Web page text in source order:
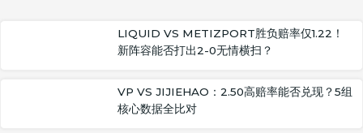
LIQUID VS METIZPORT胜负赔率仅1.22！
新阵容能否打出2-0无情横扫？
VP VS JIJIEHAO：2.50高赔率能否兑现？5组
核心数据全比对